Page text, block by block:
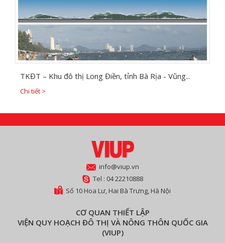
TKĐT – Khu đô thị Long Điền, tỉnh Bà Rịa - Vũng...
Chi tiết >
info@viup.vn
Tel : 04 22210888
Số 10 Hoa Lư, Hai Bà Trưng, Hà Nội
CƠ QUAN THIẾT LẬP
VIỆN QUY HOẠCH ĐÔ THỊ VÀ NÔNG THÔN QUỐC GIA
(VIUP)